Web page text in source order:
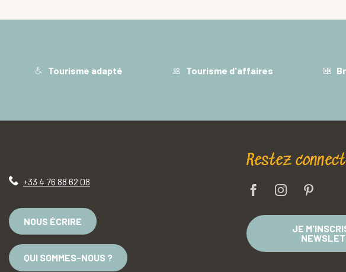
Tourisme adapté Tourisme d'affaires
+33 4 76 88 62 08
NOUS ÉCRIRE
QUI SOMMES-NOUS ?
Restez
JE